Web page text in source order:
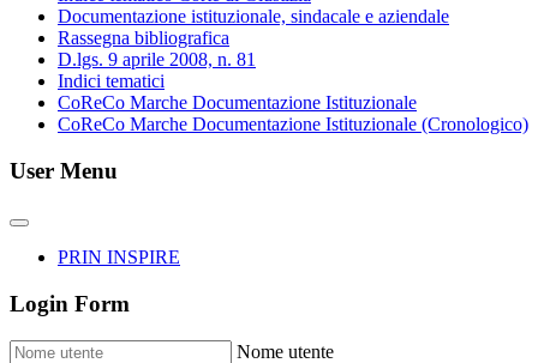
Documentazione istituzionale, sindacale e aziendale
Rassegna bibliografica
D.lgs. 9 aprile 2008, n. 81
Indici tematici
CoReCo Marche Documentazione Istituzionale
CoReCo Marche Documentazione Istituzionale (Cronologico)
User Menu
PRIN INSPIRE
Login Form
Nome utente